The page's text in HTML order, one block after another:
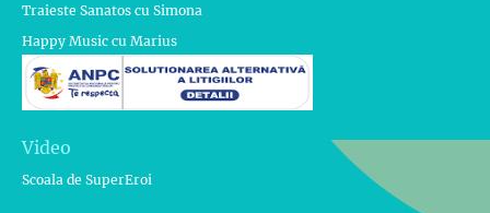
Traieste Sanatos cu Simona
Happy Music cu Marius
Video
Scoala de SuperEroi